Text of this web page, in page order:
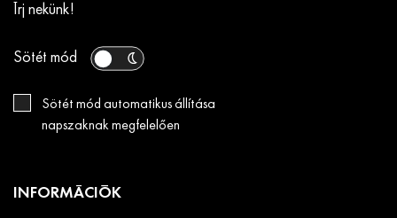
Írj nekünk!
Sötét mód
Sötét mód automatikus állítása
napszaknak megfelelően
INFORMÁCIÓK